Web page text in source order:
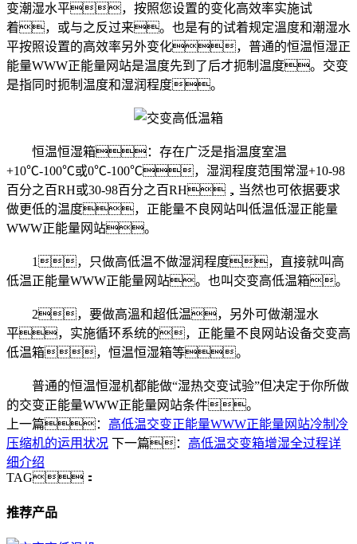
变潮湿水平，按照您设置的变化高效率实施试
着，或与之反过来。也是有的试着规定溫度和潮湿水
平按照设置的高效率另外变化，普通的恒温恒湿正
能量WWW正能量网站是温度先到了后才扼制温度。交变
是指同时扼制温度和湿润程度。
恒温恒湿箱：存在广泛是指温度室温
+10℃-100℃或0℃-100℃，湿润程度范围常湿+10-98
百分之百RH或30-98百分之百RH，当然也可依据要求
做更低的温度，正能量不良网站叫低温低湿正能量
WWW正能量网站。
1，只做高低温不做湿润程度，直接就叫高
低温正能量WWW正能量网站。也叫交变高低温箱。
2，要做高溫和超低温，另外可做潮湿水
平，实施循环系统的，正能量不良网站设备交变高
低温箱，恒温恒湿箱等。
普通的恒温恒湿机都能做“湿热交变试验”但决定于你所做
的交变正能量WWW正能量网站条件。
上一篇： 高低温交变正能量WWW正能量网站冷制冷
压缩机的运用状况 下一篇： 高低温交变箱增湿全过程详
细介绍
TAG：
推荐产品